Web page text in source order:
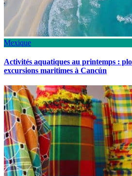
Mexique
Activités aquatiques au printemps :
excursions maritimes à Cancún